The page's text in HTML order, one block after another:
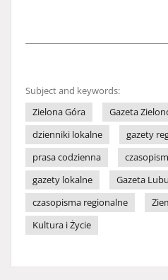
Subject and keywords:
Zielona Góra
Gazeta
dzienniki lokalne
gazety
prasa codzienna
gazety lokalne
Gazeta
czasopisma regionalne
Kultura i Życie